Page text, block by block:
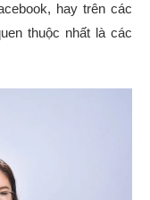
hay trên các
thuộc nhất là các